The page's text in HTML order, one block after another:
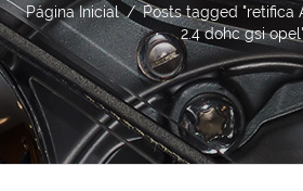
Página Inicial / Posts tagged "retifica
2.4 dohc gsi